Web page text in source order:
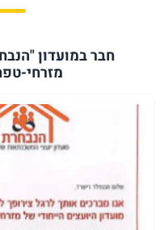
חבר במועדון
מזרחי-